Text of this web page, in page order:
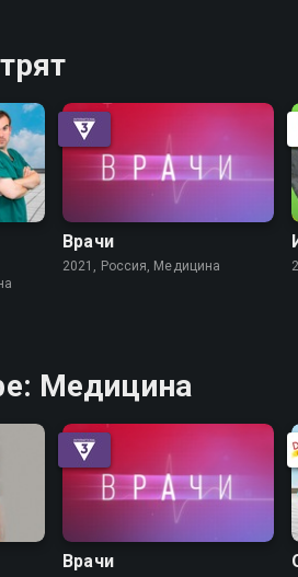
Врачи
2021, Россия, Медицина
Медицина
Врачи